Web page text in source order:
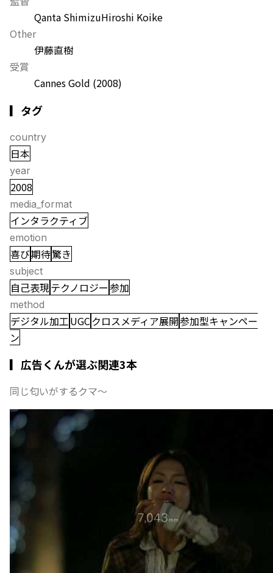
Qanta ShimizuHiroshi Koike
Other
伊藤直樹
受賞
Cannes Gold (2008)
▎タグ
country
日本
year
2008
media_format
インタラクティブ
emotion
喜び期待驚き
subject
自己表現テクノロジー参加
method
デジタル加工UGCクロスメディア展開参加型キャンペー
ン
▎広告くんが選ぶ関連3本
同じ匂いがするクマ〜